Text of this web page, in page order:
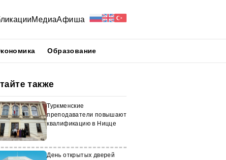
МедиаАфиша
Образование
также
Туркменские
преподаватели повышают
квалификацию в Ницце
День открытых дверей